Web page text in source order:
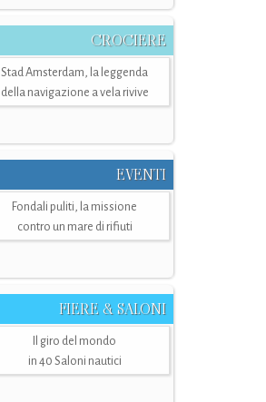
CROCIERE
Stad Amsterdam, la leggenda
della navigazione a vela rivive
EVENTI
Fondali puliti, la missione
contro un mare di rifiuti
FIERE & SALONI
Il giro del mondo
in 40 Saloni nautici